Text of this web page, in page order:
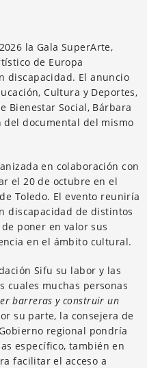
la Gala SuperArte,
de Europa
discapacidad. El anuncio
Cultura y Deportes,
Bienestar Social, Bárbara
del documental del mismo
en colaboración con
el 20 de octubre en el
de Toledo. El evento reuniría
discapacidad de distintos
poner en valor sus
en el ámbito cultural.
Sifu su labor y las
cuales muchas personas
barreras y construir un
su parte, la consejera de
regional pondría
específico, también en
facilitar el acceso a